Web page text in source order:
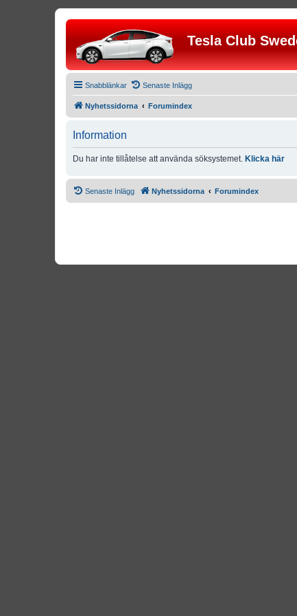
Tesla Club
Snabblänkar Senaste Inlägg
Nyhetssidorna Forumindex
Information
Du har inte tillåtelse att använda söksystemet. Klicka här
Senaste Inlägg Nyhetssidorna Forumindex